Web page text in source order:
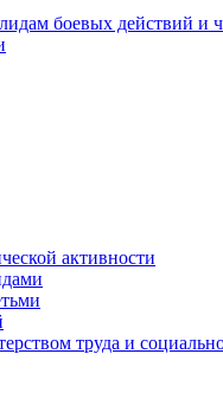
боевых действий и
активности
труда и